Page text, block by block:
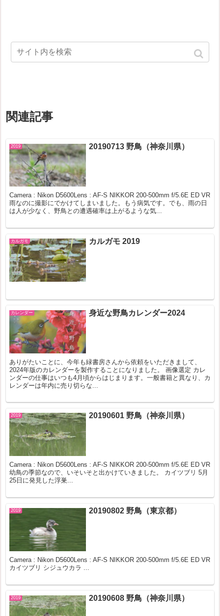
関連記事
2019 20190713 野鳥（神奈川県）
Camera : Nikon D5600Lens : AF-S NIKKOR 200-500mm f/5.6E ED VR
雨なのに撮影にでかけてしまいました。もう病気です。でも、雨の日
は人が少なく、野鳥との遭遇確率は上がるような気...
カルガモ カルガモ 2019
カレンダー 身近な野鳥カレンダー2024
ありがたいことに、今年も緑書房さんから依頼をいただきまして、
2024年版のカレンダーを製作することになりました。 画像選定 カレ
ンダーの仕事はいつも4月頃からはじまります。一般書籍と異なり、カ
レンダーは年内に売り切らな...
2019 20190601 野鳥（神奈川県）
Camera : Nikon D5600Lens : AF-S NIKKOR 200-500mm f/5.6E ED VR
幼鳥の季節なので、いそいそと出かけていきました。 カイツブリ 5月
25日に発見した浮巣...
2019 20190802 野鳥（東京都）
Camera : Nikon D5600Lens : AF-S NIKKOR 200-500mm f/5.6E ED VR
カイツブリ シジュウカラ ...
2019 20190608 野鳥（神奈川県）